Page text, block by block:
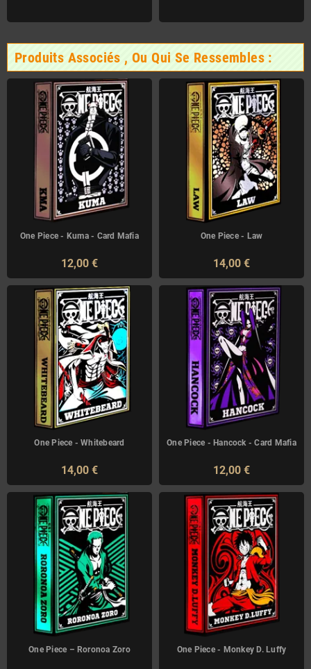
Produits Associés , Ou Qui Se Ressembles :
One Piece - Kuma - Card Mafia
12,00 €
One Piece - Law
14,00 €
One Piece - Whitebeard
14,00 €
One Piece - Hancock - Card Mafia
12,00 €
One Piece – Roronoa Zoro One Piece - Monkey D. Luffy